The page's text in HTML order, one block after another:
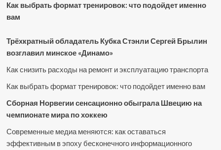
Как выбрать формат тренировок: что подойдет именно
вам
Трёхкратный обладатель Кубка Стэнли Сергей Брылин
возглавил минское «Динамо»
Как снизить расходы на ремонт и эксплуатацию транспорта
Как выбрать формат тренировок: что подойдет именно вам
Сборная Норвегии сенсационно обыграла Швецию на
чемпионате мира по хоккею
Современные медиа меняются: как оставаться
эффективным в эпоху бесконечного информационного